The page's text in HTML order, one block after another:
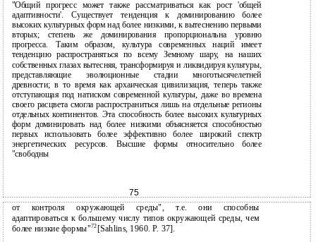
"Общий прогресс может также рассматриваться как рост 'общей
адаптивности'. Существует тенденция к доминированию более
высоких культурных форм над более низкими, к вытеснению первыми
вторых; степень же доминирования пропорциональна уровню
прогресса. Таким образом, культура современных наций имеет
тенденцию распространяться по всему Земному шару, на наших
собственных глазах вытесняя, трансформируя и ликвидируя культуры,
представляющие эволюционные стадии многотысячелетней
древности; в то время как архаическая цивилизация, теперь также
отступающая под натиском современной культуры, даже во времена
своего расцвета смогла распространиться лишь на отдельные регионы
отдельных континентов. Эта способность более высоких культурных
форм доминировать над более низкими объясняется способностью
первых использовать более эффективно более широкий спектр
энергетических ресурсов. Высшие формы относительно более
"свободны
75
от контроля окружающей среды", т.е. они способны
адаптироваться к большему числу типов окружающей среды, чем
более низкие формы"72[Sahlins, 1960. P. 37].